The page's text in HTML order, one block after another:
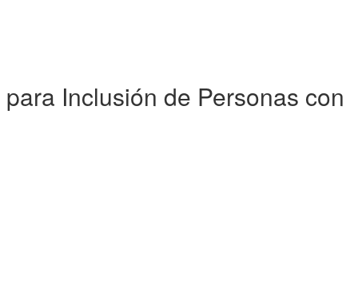
Inclusión de Personas con